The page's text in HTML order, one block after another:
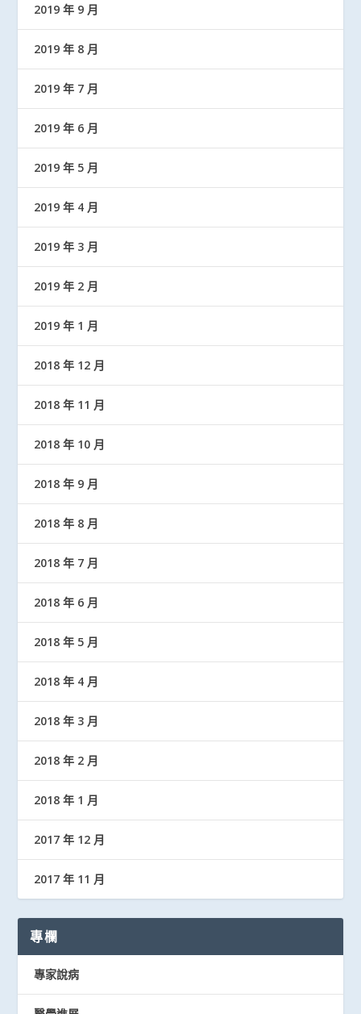
2019 年 9 月
2019 年 8 月
2019 年 7 月
2019 年 6 月
2019 年 5 月
2019 年 4 月
2019 年 3 月
2019 年 2 月
2019 年 1 月
2018 年 12 月
2018 年 11 月
2018 年 10 月
2018 年 9 月
2018 年 8 月
2018 年 7 月
2018 年 6 月
2018 年 5 月
2018 年 4 月
2018 年 3 月
2018 年 2 月
2018 年 1 月
2017 年 12 月
2017 年 11 月
專欄
專家說病